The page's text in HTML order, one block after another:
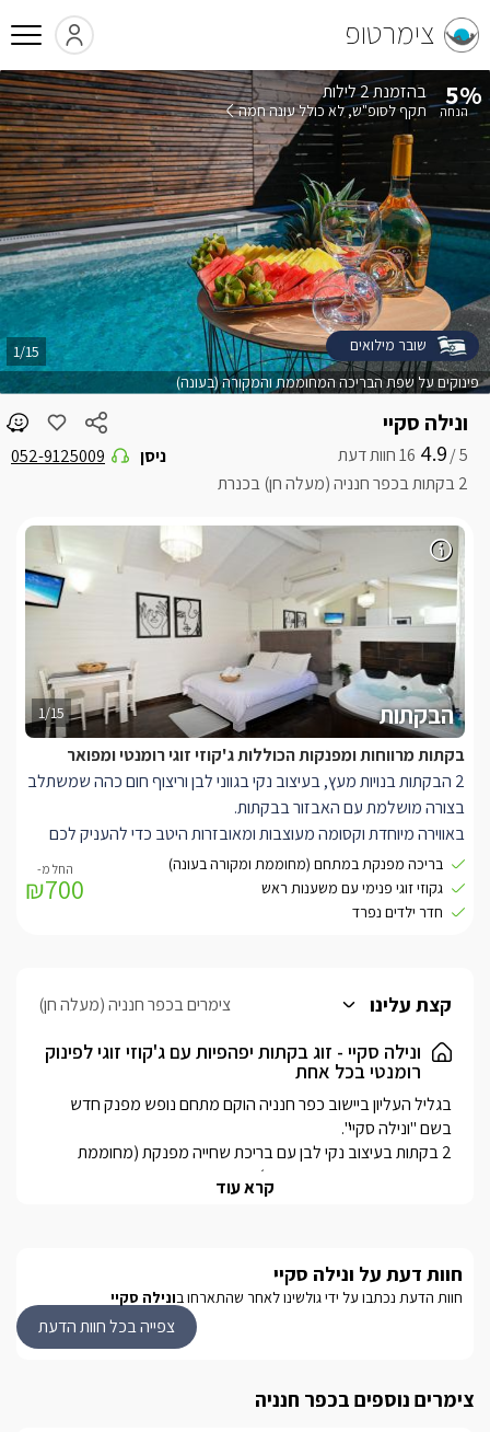
צימרטופ
ונילה סקיי
5 /
4.9
2 בקתות בכפר חנניה (מעלה חן) בכנרת
ניסן 052-9125009
פינוקים על שפת הבריכה המחוממת והמקורה (בעונה)
1/15
5% בהזמנת 2 לילות
תקף לסופ"ש לא כולל עונה חמה
שובר מילואים
1/15 הבקתות
בקתות מרווחות ומפנקות הכוללות ג'קוזי זוגי רומנטי ומפואר
2 הבקתות בנויות מעץ, בעיצוב נקי בגווני לבן וריצוף חום כהה שמשתלב
בצורה מושלמת עם האבזור בבקתות.
באווירה מיוחדת וקסומה מעוצבות ומאובזרות היטב כדי להעניק לכם
חופשה מושלמת וקסומה.
בכל בקתה מיטה זוגית מפנקת עם גב מיטה מהודר, מרופד ונוח, תאורה
חדר רומנטית וג'קוזי זוגי רומנטי על במת עץ עם משענות ראש לחוויה
בכל בקתה ישנו מטבחון מאובזר ובו מקרר, מיקרוגל, קומקום חשמלי,
כירה חשמלית, פינת תה וקפה, כלי הגשה, סכו"ם.
בחדר הרחצה האסתטי תגלו שירותים, מקלחון ועמדת כיור לנוחתכם.
לכל בקתה חדר ילדים נפרד עם מיטת קומותיים שנפתחת למיטה זוגית
לאפשר לכם ההורים פרטיות מירבית ורומנטיקה גם בנופש משפחתי.
בריכה מפנקת במתחם (מחוממת ומקורה בעונה)
גקוזי זוגי פנימי עם משענות ראש
חדר ילדים נפרד
₪700
קצת עלינו צימרים בכפר חנניה (מעלה חן)
ונילה סקיי - זוג בקתות יפהפיות עם ג'קוזי זוגי לפינוק
רומנטי בכל אחת
המתחם נמצא בקרבת מסלולי טיול רבים ואגם הכנרת.
קרא עוד
חוות דעת על ונילה סקיי
חוות הדעת נכתבו על ידי גולשינו לאחר שהתארחו בונילה סקיי
צפייה בכל חוות הדעת
צימרים נוספים בכפר חנניה